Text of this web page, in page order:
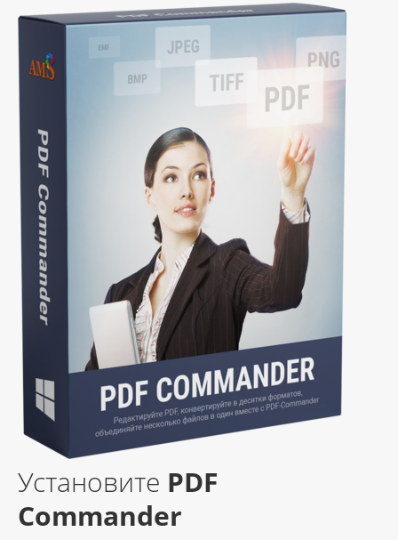
Установите PDF
Commander